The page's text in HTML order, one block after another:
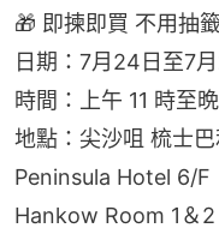
🎁 即揀即買 不用抽
日期：7月24日至7
時間：上午 11 時至
地點：尖沙咀 梳士
Peninsula Hotel 6/F
Hankow Room 1＆2